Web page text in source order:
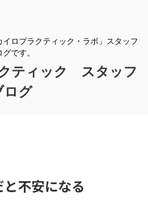
ロプラクティック・ラボ」スタッフ
グです。
ティック スタッフ
ログ
不安になる